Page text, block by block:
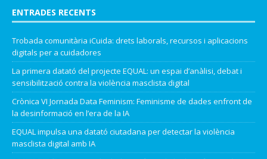
ENTRADES RECENTS
Trobada comunitària iCuida: drets laborals, recursos i aplicacions
digitals per a cuidadores
La primera datató del projecte EQUAL: un espai d’anàlisi, debat i
sensibilització contra la violència masclista digital
Crònica VI Jornada Data Feminism: Feminisme de dades enfront de
la desinformació en l’era de la IA
EQUAL impulsa una datató ciutadana per detectar la violència
masclista digital amb IA